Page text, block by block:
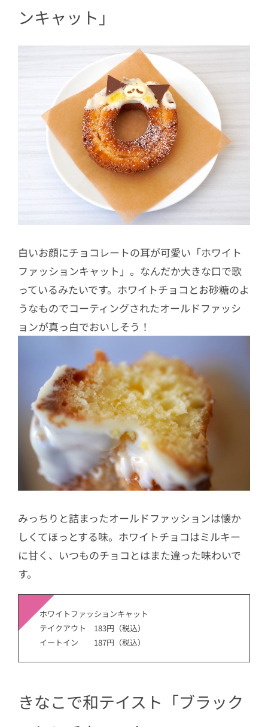
ンキャット」
白いお顔にチョコレートの耳が可愛い「ホワイト
ファッションキャット」。なんだか大きな口で歌
っているみたいです。ホワイトチョコとお砂糖のよ
うなものでコーティングされたオールドファッシ
ョンが真っ白でおいしそう！
みっちりと詰まったオールドファッションは懐か
しくてほっとする味。ホワイトチョコはミルキー
に甘く、いつものチョコとはまた違った味わいで
す。
ホワイトファッションキャット
テイクアウト 183円（税込）
イートイン 187円（税込）
きなこで和テイスト「ブラック